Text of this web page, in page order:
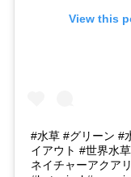
View this
#水草 #グリーン #
イアウト #世界水
ネイチャーアクア